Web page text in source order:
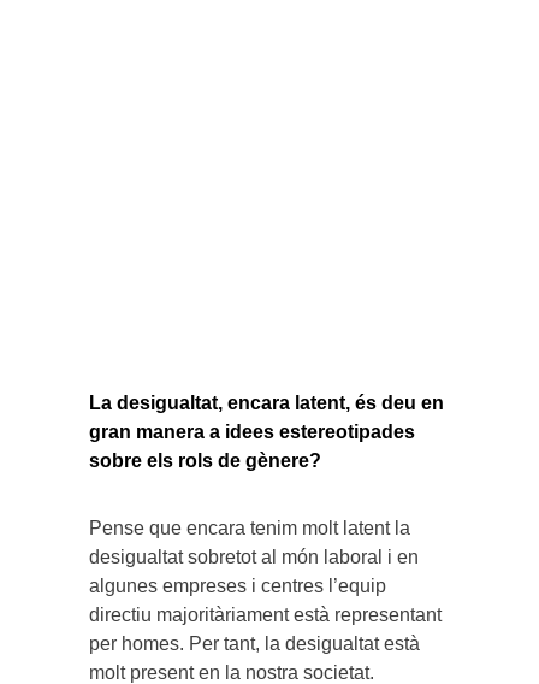
La desigualtat, encara latent, és deu en
gran manera a idees estereotipades
sobre els rols de gènere?
Pense que encara tenim molt latent la
desigualtat sobretot al món laboral i en
algunes empreses i centres l’equip
directiu majoritàriament està representant
per homes. Per tant, la desigualtat està
molt present en la nostra societat.